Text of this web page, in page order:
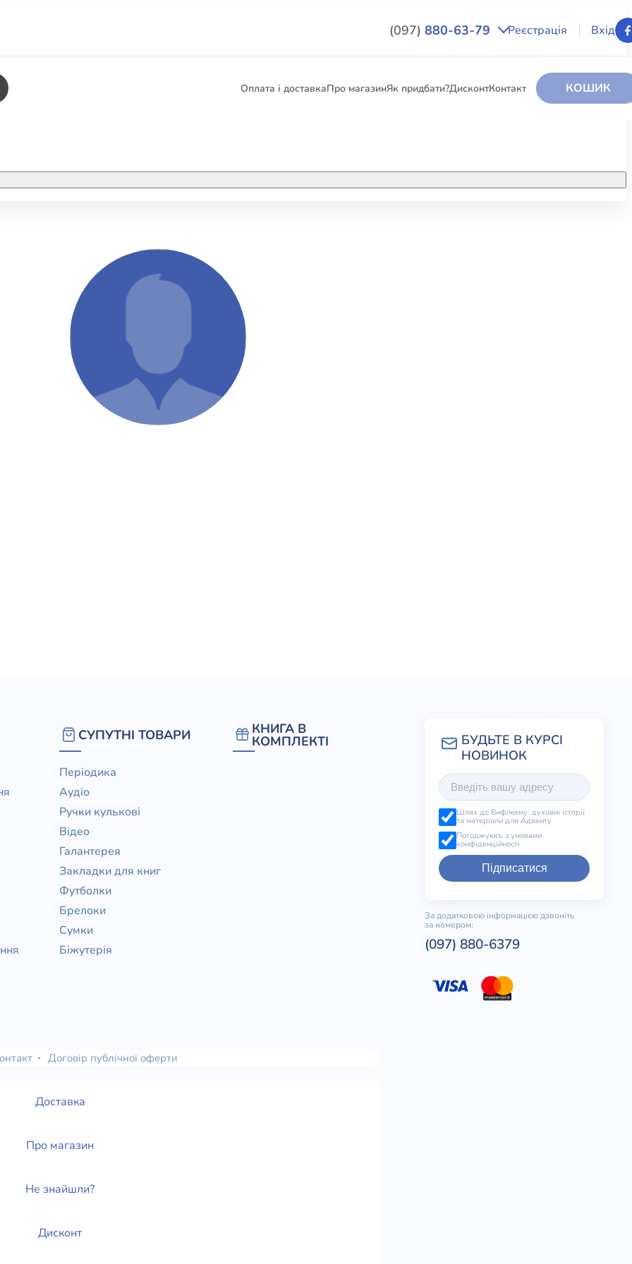
(097) 880-63-79 Реєстрація Вхід
Оплата і доставкаПро магазинЯк придбати?ДисконтКонтакт КОШИК
консультування
ЕЛЕКТРОННІ КНИГИ
КНИГА В КОМПЛЕКТІ
СУПУТНІ ТОВАРИ
Періодика
Аудіо
Ручки кулькові
Відео
Галантерея
Закладки для книг
Футболки
Брелоки
Сумки
Біжутерія
КНИГА В
КОМПЛЕКТІ
Шлях до Вифлеєму: духовні історії
та матеріали для Адвенту
Погоджуюсь з умовами
конфіденційності
Підписатися
За додатковою інформацією дзвоніть
за номером:
(097) 880-6379
Договір публічної оферти
Доставка
Про магазин
Не знайшли?
Дисконт